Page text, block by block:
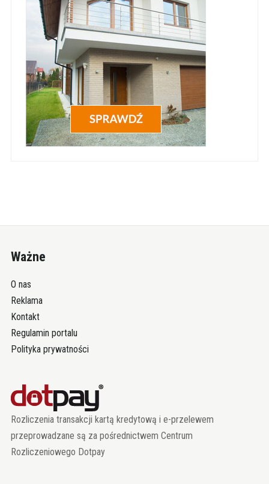
Ważne
O nas
Reklama
Kontakt
Regulamin portalu
Polityka prywatności
Rozliczenia transakcji kartą kredytową i e-przelewem
przeprowadzane są za pośrednictwem Centrum
Rozliczeniowego Dotpay